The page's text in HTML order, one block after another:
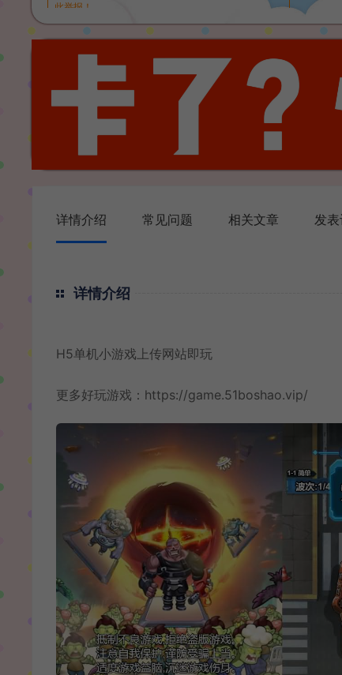
此举报！
详情介绍 常见问题 相关文章 发
详情介绍
H5单机小游戏上传网站即玩
更多好玩游戏： https://game.51boshao.vip/